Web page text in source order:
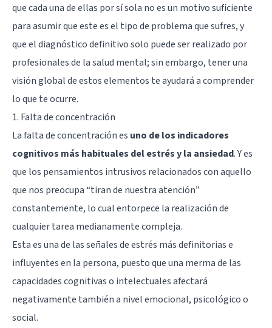
que cada una de ellas por sí sola no es un motivo suficiente
para asumir que este es el tipo de problema que sufres, y
que el diagnóstico definitivo solo puede ser realizado por
profesionales de la salud mental; sin embargo, tener una
visión global de estos elementos te ayudará a comprender
lo que te ocurre.
1. Falta de concentración
La falta de concentración es uno de los indicadores
cognitivos más habituales del estrés y la ansiedad. Y es
que los pensamientos intrusivos relacionados con aquello
que nos preocupa “tiran de nuestra atención”
constantemente, lo cual entorpece la realización de
cualquier tarea medianamente compleja.
Esta es una de las señales de estrés más definitorias e
influyentes en la persona, puesto que una merma de las
capacidades cognitivas o intelectuales afectará
negativamente también a nivel emocional, psicológico o
social.